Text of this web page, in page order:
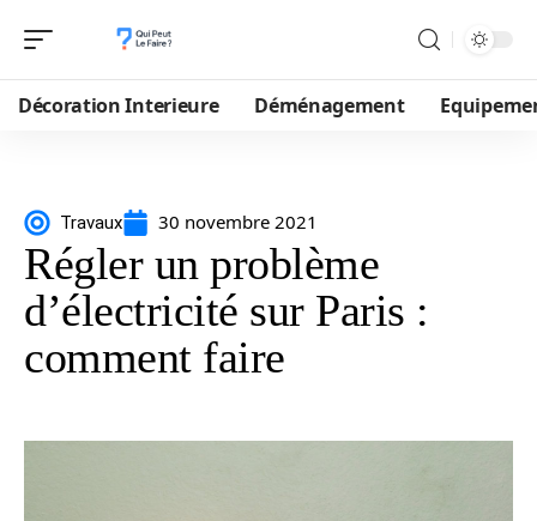
Décoration Interieure Déménagement
Travaux 30 novembre 2021
Régler un problème
d’électricité sur Paris :
comment faire